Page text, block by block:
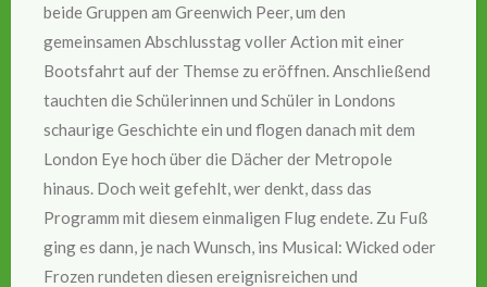
beide Gruppen am Greenwich Peer, um den
gemeinsamen Abschlusstag voller Action mit einer
Bootsfahrt auf der Themse zu eröffnen. Anschließend
tauchten die Schülerinnen und Schüler in Londons
schaurige Geschichte ein und flogen danach mit dem
London Eye hoch über die Dächer der Metropole
hinaus. Doch weit gefehlt, wer denkt, dass das
Programm mit diesem einmaligen Flug endete. Zu Fuß
ging es dann, je nach Wunsch, ins Musical: Wicked oder
Frozen rundeten diesen ereignisreichen und